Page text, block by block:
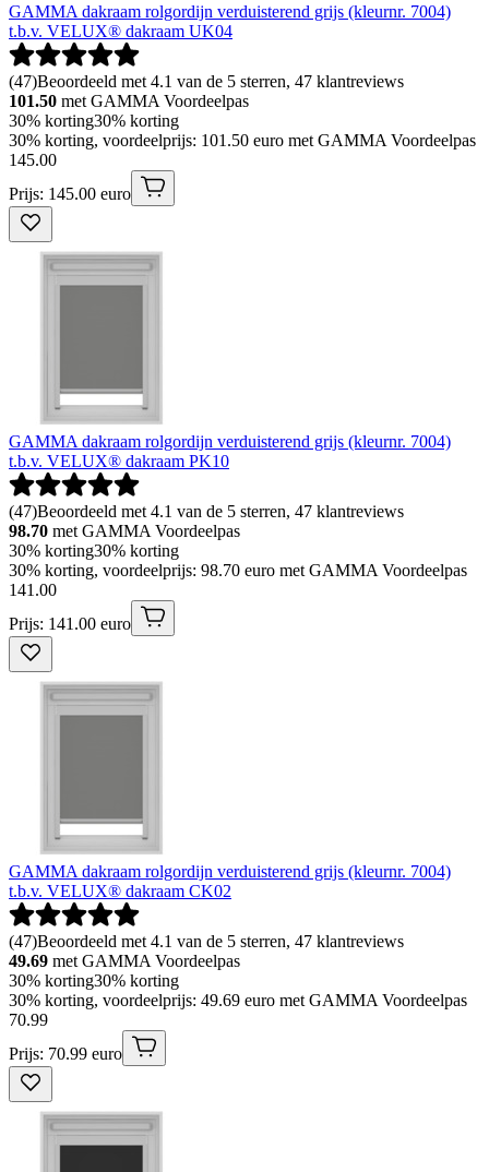
GAMMA dakraam rolgordijn verduisterend grijs (kleurnr. 7004)
t.b.v. VELUX® dakraam UK04
(47)Beoordeeld met 4.1 van de 5 sterren, 47 klantreviews
101.50 met GAMMA Voordeelpas
30% korting30% korting
30% korting, voordeelprijs: 101.50 euro met GAMMA Voordeelpas
145.00
Prijs: 145.00 euro
GAMMA dakraam rolgordijn verduisterend grijs (kleurnr. 7004)
t.b.v. VELUX® dakraam PK10
(47)Beoordeeld met 4.1 van de 5 sterren, 47 klantreviews
98.70 met GAMMA Voordeelpas
30% korting30% korting
30% korting, voordeelprijs: 98.70 euro met GAMMA Voordeelpas
141 .00
Prijs: 141.00 euro
GAMMA dakraam rolgordijn verduisterend grijs (kleurnr. 7004)
t.b.v. VELUX® dakraam CK02
(47)Beoordeeld met 4.1 van de 5 sterren, 47 klantreviews
49.69 met GAMMA Voordeelpas
30% korting30% korting
30% korting, voordeelprijs: 49.69 euro met GAMMA Voordeelpas
70.99
Prijs: 70.99 euro